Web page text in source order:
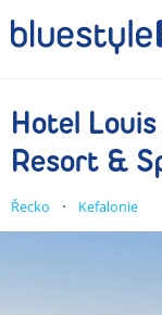
Hotel
Resort &
Řecko Kefalonie